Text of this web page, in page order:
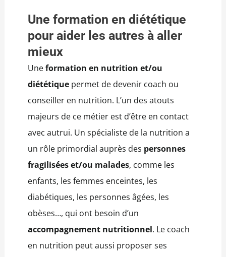
Une formation en diététique
pour aider les autres à aller
mieux
Uneformation en nutrition et/ou
diététiquepermet de devenir coach ou
conseiller en nutrition. L’un des atouts
majeurs de ce métier est d’être en contact
avec autrui. Un spécialiste de la nutrition a
un rôle primordial auprès des personnes
fragilisées et/ou malades, comme les
enfants, les femmes enceintes, les
diabétiques, les personnes âgées, les
obèses…, qui ont besoin d’un
accompagnement nutritionnel. Le coach
en nutrition peut aussi proposer ses